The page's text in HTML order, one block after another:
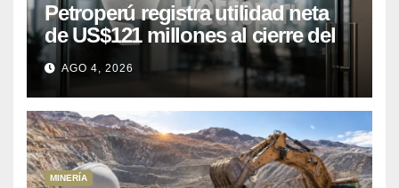
Petroperú registra utilidad neta
de US$121 millones al cierre del
primer semestre 2026
AGO 4, 2026
MINERÍA